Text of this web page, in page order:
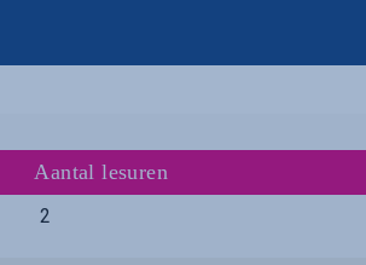
Aantal lesuren
2